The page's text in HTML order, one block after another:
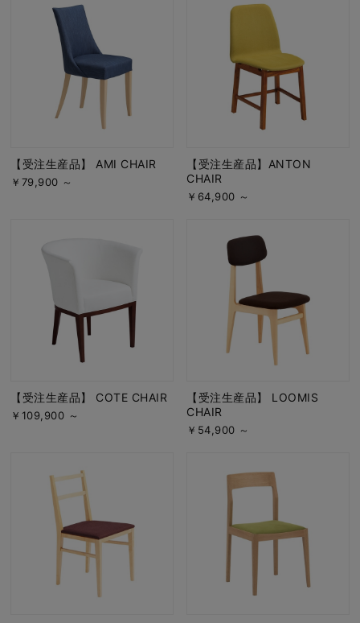
【受注生産品】 AMI CHAIR
￥79,900 ～
【受注生産品】ANTON
CHAIR
￥64,900 ～
【受注生産品】 COTE CHAIR
￥109,900 ～
【受注生産品】 LOOMIS
CHAIR
￥54,900 ～